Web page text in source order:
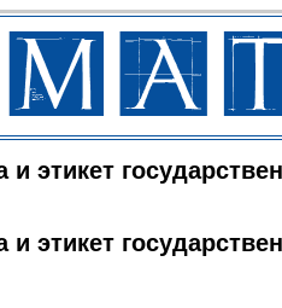
этикет
этикет